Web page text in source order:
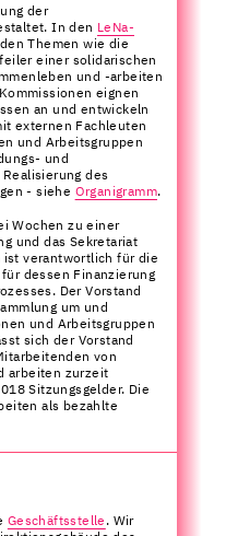
der
In den LeNa-
Themen wie die
einer solidarischen
und -arbeiten
eignen
an und entwickeln
externen Fachleuten
und Arbeitsgruppen
und
des
- siehe Organigramm.
Wochen zu einer
und das Sekretariat
ist verantwortlich für die
dessen Finanzierung
Der Vorstand
um und
und Arbeitsgruppen
sich der Vorstand
von
arbeiten zurzeit
Sitzungsgelder. Die
als bezahlte
Geschäftsstelle . Wir